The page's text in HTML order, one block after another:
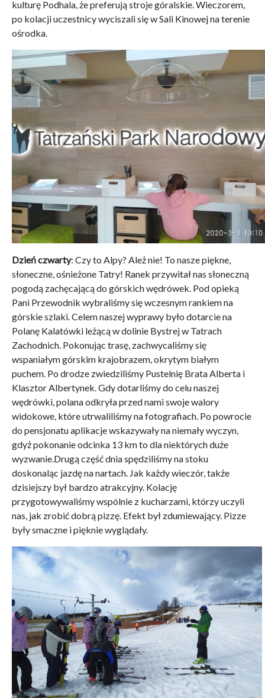
kulturę Podhala, że preferują stroje góralskie. Wieczorem,
po kolacji uczestnicy wyciszali się w Sali Kinowej na terenie
ośrodka.
Dzień czwarty: Czy to Alpy? Ależ nie! To nasze piękne,
słoneczne, ośnieżone Tatry! Ranek przywitał nas słoneczną
pogodą zachęcającą do górskich wędrówek. Pod opieką
Pani Przewodnik wybraliśmy się wczesnym rankiem na
górskie szlaki. Celem naszej wyprawy było dotarcie na
Polanę Kalatówki leżącą w dolinie Bystrej w Tatrach
Zachodnich. Pokonując trasę, zachwycaliśmy się
wspaniałym górskim krajobrazem, okrytym białym
puchem. Po drodze zwiedziliśmy Pustelnię Brata Alberta i
Klasztor Albertynek. Gdy dotarliśmy do celu naszej
wędrówki, polana odkryła przed nami swoje walory
widokowe, które utrwaliliśmy na fotografiach. Po powrocie
do pensjonatu aplikacje wskazywały na niemały wyczyn,
gdyż pokonanie odcinka 13 km to dla niektórych duże
wyzwanie.Drugą część dnia spędziliśmy na stoku
doskonaląc jazdę na nartach. Jak każdy wieczór, także
dzisiejszy był bardzo atrakcyjny. Kolację
przygotowywaliśmy wspólnie z kucharzami, którzy uczyli
nas, jak zrobić dobrą pizzę. Efekt był zdumiewający. Pizze
były smaczne i pięknie wyglądały.